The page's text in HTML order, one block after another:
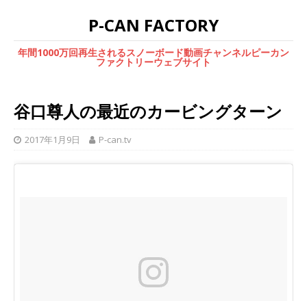
P-CAN FACTORY
年間1000万回再生されるスノーボード動画チャンネルピーカン
ファクトリーウェブサイト
谷口尊人の最近のカービングターン
2017年1月9日 P-can.tv